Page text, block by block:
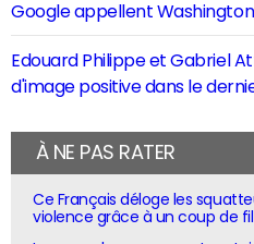
Google appellent
Edouard Philippe et Gabriel
d'image positive dans le
À NE PAS RATER
Ce Français déloge les
violence grâce à un coup de